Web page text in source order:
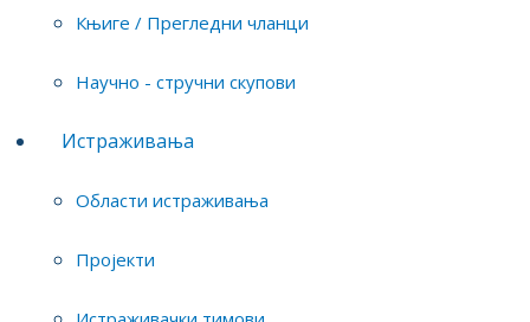
Књиге / Прегледни чланци
Научно - стручни скупови
Истраживања
Области истраживања
Пројекти
Пројекти на којима је истраживач